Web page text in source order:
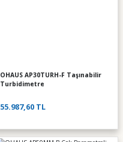
OHAUS AP30TURH-F Taşınabilir
Turbidimetre
55.987,60 TL